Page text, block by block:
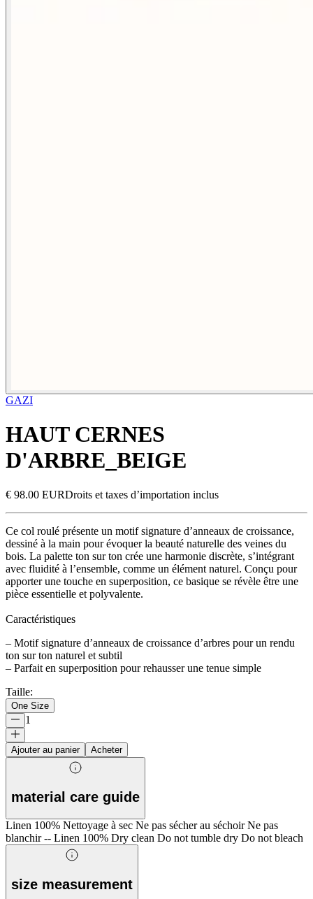
GAZI
HAUT CERNES
D'ARBRE_BEIGE
€ 98.00 EURDroits et taxes d’importation inclus
Ce col roulé présente un motif signature d’anneaux de croissance,
dessiné à la main pour évoquer la beauté naturelle des veines du
bois. La palette ton sur ton crée une harmonie discrète, s’intégrant
avec fluidité à l’ensemble, comme un élément naturel. Conçu pour
apporter une touche en superposition, ce basique se révèle être une
pièce essentielle et polyvalente.
Caractéristiques
– Motif signature d’anneaux de croissance d’arbres pour un rendu
ton sur ton naturel et subtil
– Parfait en superposition pour rehausser une tenue simple
Taille:
One Size
1
Ajouter au panier Acheter
material care guide
Linen 100% Nettoyage à sec Ne pas sécher au séchoir Ne pas
blanchir -- Linen 100% Dry clean Do not tumble dry Do not bleach
size measurement